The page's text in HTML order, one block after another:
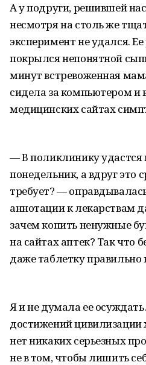
А у подруги, решившей
несмотря на столь же
эксперимент не удался. Ее
покрылся непонятной
минут встревоженная
сидела за компьютером и
медицинских сайтах
— В поликлинику удастся
понедельник, а вдруг это
требует? —
аннотации к лекарствам
зачем копить ненужные
на сайтах аптек? Так что
даже таблетку правильно
Я и не думала ее
достижений цивилизации
нет никаких серьезных
не в том, чтобы лишить